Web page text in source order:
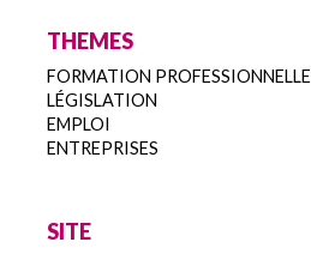
THEMES
FORMATION PROFESSIONNELLE
LÉGISLATION
EMPLOI
ENTREPRISES
SITE